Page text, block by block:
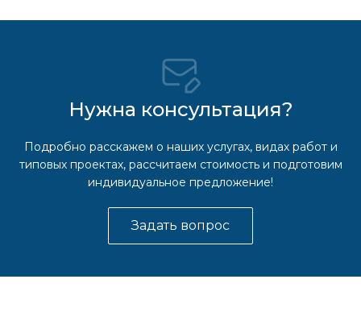
Нужна консультация?
Подробно расскажем о наших услугах, видах работ и
типовых проектах, рассчитаем стоимость и подготовим
индивидуальное предложение!
Задать вопрос